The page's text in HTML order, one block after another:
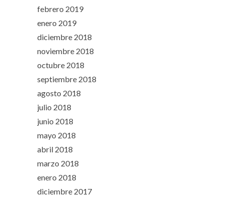
febrero 2019
enero 2019
diciembre 2018
noviembre 2018
octubre 2018
septiembre 2018
agosto 2018
julio 2018
junio 2018
mayo 2018
abril 2018
marzo 2018
enero 2018
diciembre 2017